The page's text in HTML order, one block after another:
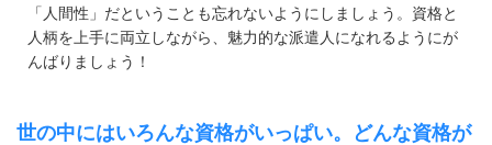
「人間性」だということも忘れないようにしましょう。資格と
人柄を上手に両立しながら、魅力的な派遣人になれるようにが
んばりましょう！
世の中にはいろんな資格がいっぱい。どんな資格が